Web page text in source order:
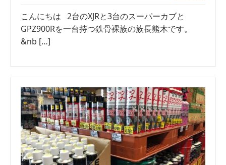
こんにちは 2台のXJRと3台のスーパーカブと
GPZ900Rを一台持つ鉄骨裸族の族長熊木です。
&nb […]